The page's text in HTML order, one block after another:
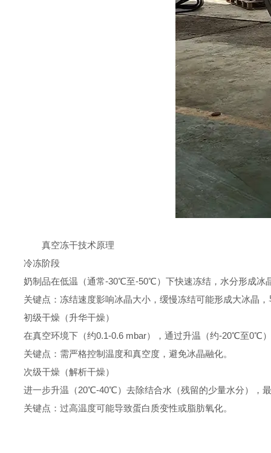
真空冻干技术原理
冷冻阶段
奶制品在低温（通常-30℃至-50℃）下快速冻结，水分形成冰
关键点：冻结速度影响冰晶大小，缓慢冻结可能形成大冰晶
初级干燥（升华干燥）
在真空环境下（约0.1-0.6 mbar），通过升温（约-20℃至0℃
关键点：需严格控制温度和真空度，避免冰晶融化。
次级干燥（解析干燥）
进一步升温（20℃-40℃）去除结合水（残留的少量水分），
关键点：过高温度可能导致蛋白质变性或脂肪氧化。